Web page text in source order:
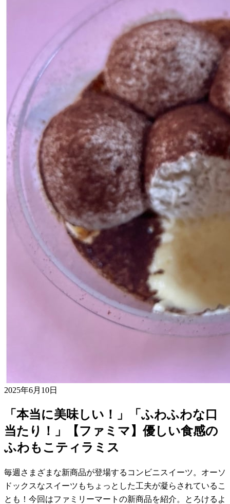
2025年6月10日
「本当に美味しい！」「ふわふわな口
当たり！」【ファミマ】優しい食感の
ふわもこティラミス
毎週さまざまな新商品が登場するコンビニスイーツ。オーソ
ドックスなスイーツもちょっとした工夫が凝らされているこ
とも！今回はファミリーマートの新商品を紹介。とろけるよ